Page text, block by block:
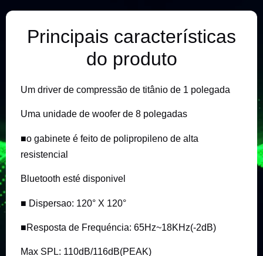
Principais características
do produto
Um driver de compressão de titânio de 1 polegada
Uma unidade de woofer de 8 polegadas
■o gabinete é feito de polipropileno de alta
resistencial
Bluetooth esté disponivel
■ Dispersao: 120° X 120°
■Resposta de Frequéncia: 65Hz~18KHz(-2dB)
Max SPL: 110dB/116dB(PEAK)